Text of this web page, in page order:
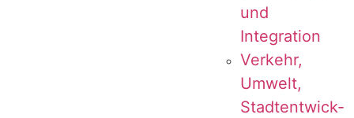
und
Integration
Ver­kehr,
Umwelt,
Stadt­ent­wick­